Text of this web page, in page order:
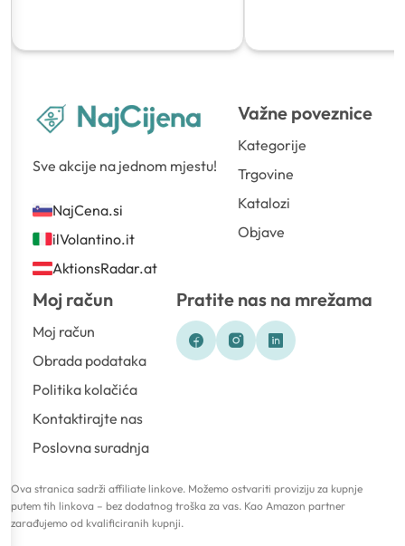
Sve akcije na jednom mjestu!
NajCena.si
ilVolantino.it
AktionsRadar.at
Važne poveznice
Kategorije
Trgovine
Katalozi
Objave
Moj račun
Moj račun
Obrada podataka
Politika kolačića
Kontaktirajte nas
Poslovna suradnja
Pratite nas na mrežama
Ova stranica sadrži affiliate linkove. Možemo ostvariti proviziju za kupnje
putem tih linkova – bez dodatnog troška za vas. Kao Amazon partner
zarađujemo od kvalificiranih kupnji.